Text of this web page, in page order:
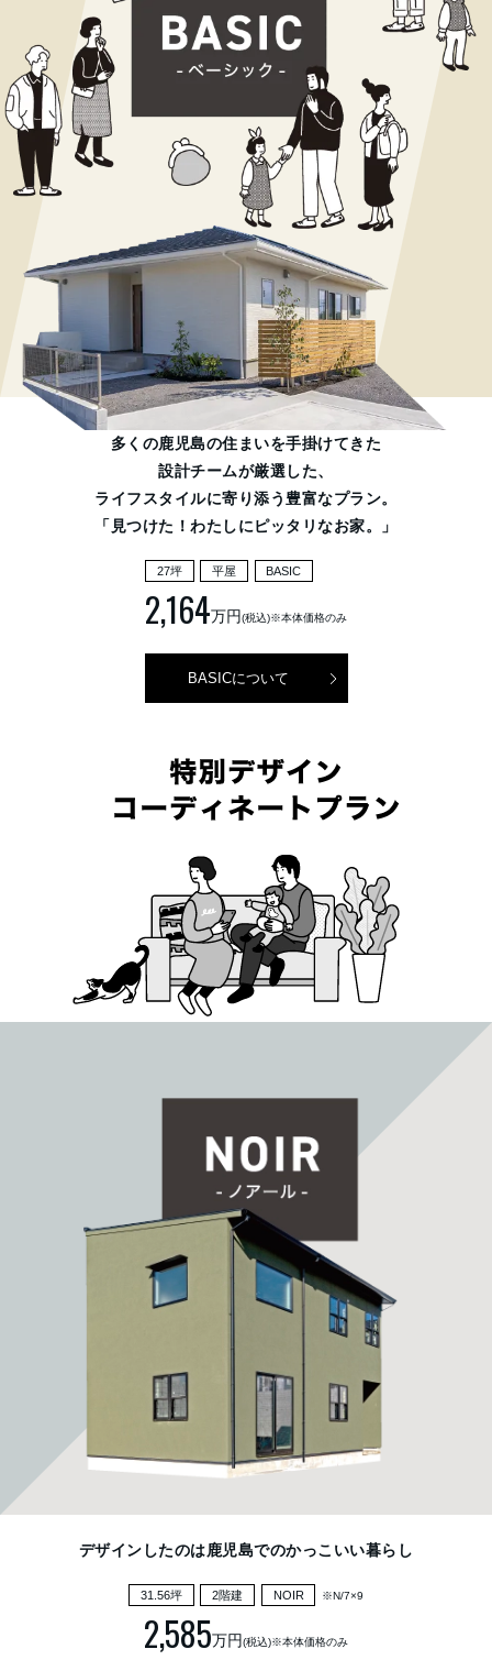
多くの鹿児島の住まいを手掛けてきた
設計チームが厳選した、
ライフスタイルに寄り添う豊富なプラン。
「見つけた！わたしにピッタリなお家。」
27坪 平屋 BASIC
2,164万円(税込)※本体価格のみ
BASICについて
デザインしたのは鹿児島でのかっこいい暮らし
31.56坪 2階建 NOIR ※N/7×9
2,585万円(税込)※本体価格のみ